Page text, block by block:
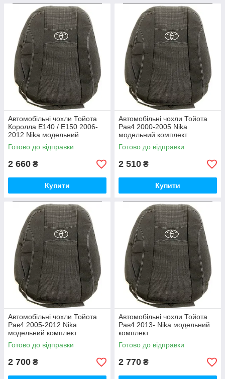
Автомобільні чохли Тойота
Королла E140 / E150 2006-
2012 Nika модельний
комплект
Готово до відправки
2 660 ₴
Купити
Автомобільні чохли Тойота
Рав4 2000-2005 Nika
модельний комплект
Готово до відправки
2 510 ₴
Купити
Автомобільні чохли Тойота
Рав4 2005-2012 Nika
модельний комплект
Готово до відправки
2 700 ₴
Автомобільні чохли Тойота
Рав4 2013- Nika модельний
комплект
Готово до відправки
2 770 ₴